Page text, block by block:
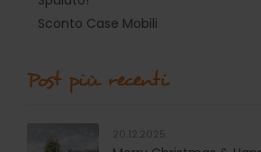
Sconto Case Mobili
Post più recenti
20.12.2025.